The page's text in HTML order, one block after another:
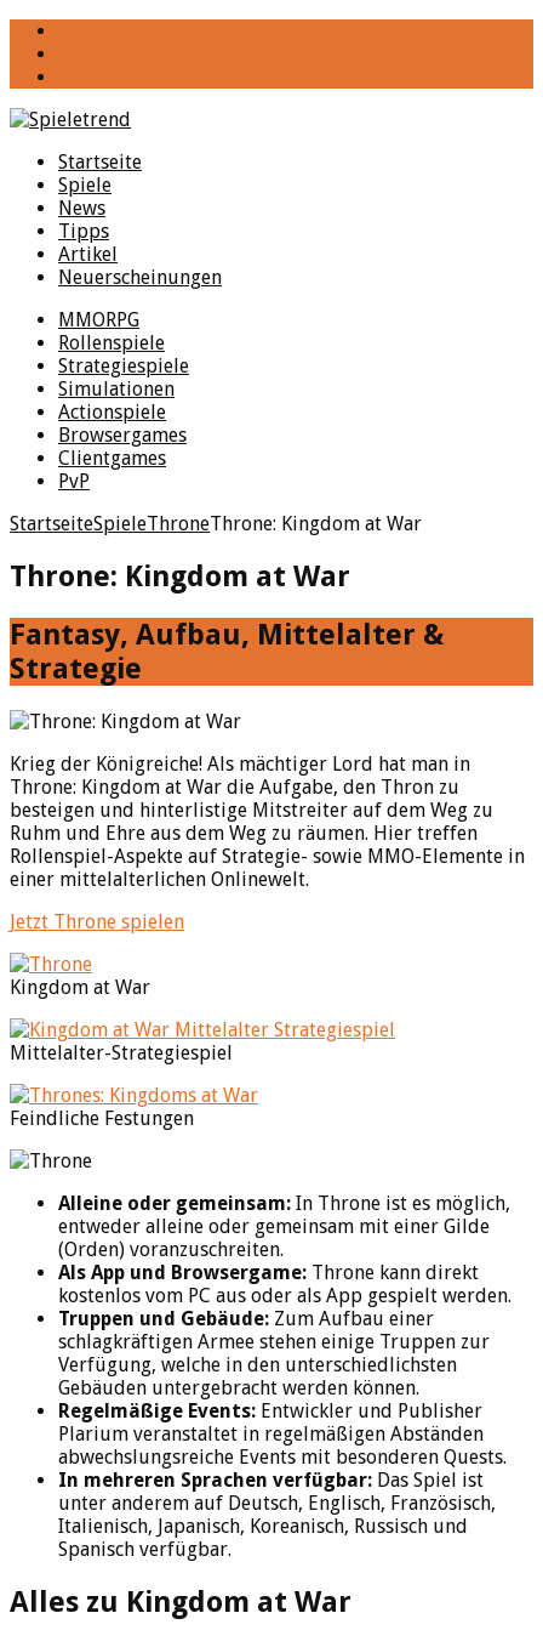
Startseite
Spiele
News
Tipps
Artikel
Neuerscheinungen
MMORPG
Rollenspiele
Strategiespiele
Simulationen
Actionspiele
Browsergames
Clientgames
PvP
StartseiteSpieleThroneThrone: Kingdom at War
Throne: Kingdom at War
Fantasy, Aufbau, Mittelalter &
Strategie
Krieg der Königreiche! Als mächtiger Lord hat man in
Throne: Kingdom at War die Aufgabe, den Thron zu
besteigen und hinterlistige Mitstreiter auf dem Weg zu
Ruhm und Ehre aus dem Weg zu räumen. Hier treffen
Rollenspiel-Aspekte auf Strategie- sowie MMO-Elemente in
einer mittelalterlichen Onlinewelt.
Jetzt Throne spielen
Kingdom at War
Mittelalter-Strategiespiel
Feindliche Festungen
Alleine oder gemeinsam: In Throne ist es möglich,
entweder alleine oder gemeinsam mit einer Gilde
(Orden) voranzuschreiten.
Als App und Browsergame: Throne kann direkt
kostenlos vom PC aus oder als App gespielt werden.
Truppen und Gebäude: Zum Aufbau einer
schlagkräftigen Armee stehen einige Truppen zur
Verfügung, welche in den unterschiedlichsten
Gebäuden untergebracht werden können.
Regelmäßige Events: Entwickler und Publisher
Plarium veranstaltet in regelmäßigen Abständen
abwechslungsreiche Events mit besonderen Quests.
In mehreren Sprachen verfügbar: Das Spiel ist
unter anderem auf Deutsch, Englisch, Französisch,
Italienisch, Japanisch, Koreanisch, Russisch und
Spanisch verfügbar.
Alles zu Kingdom at War